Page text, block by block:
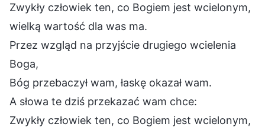
Zwykły człowiek ten, co Bogiem jest wcielonym,
wielką wartość dla was ma.
Przez wzgląd na przyjście drugiego wcielenia
Boga,
Bóg przebaczył wam, łaskę okazał wam.
A słowa te dziś przekazać wam chce:
Zwykły człowiek ten, co Bogiem jest wcielonym,